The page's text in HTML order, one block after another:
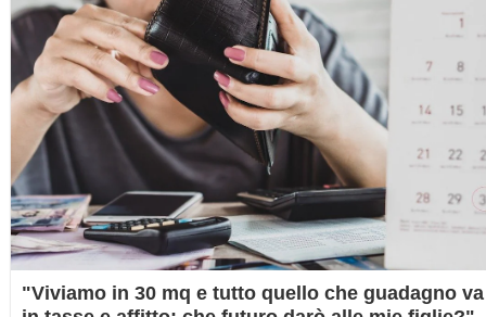
"Viviamo in 30 mq e tutto quello che guadagno va